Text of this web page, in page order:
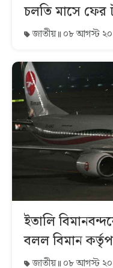
চলতি মাসে ফের
জাতীয় ০৮ আগস্ট
ইতালি
বলল বিমান
জাতীয় ০৮ আগস্ট